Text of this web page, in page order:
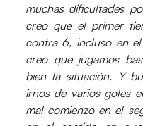
muchas dificultades
creo que el primer
contra 6, incluso en
creo que jugamos
bien la situación. Y
irnos de varios goles
mal comienzo en el